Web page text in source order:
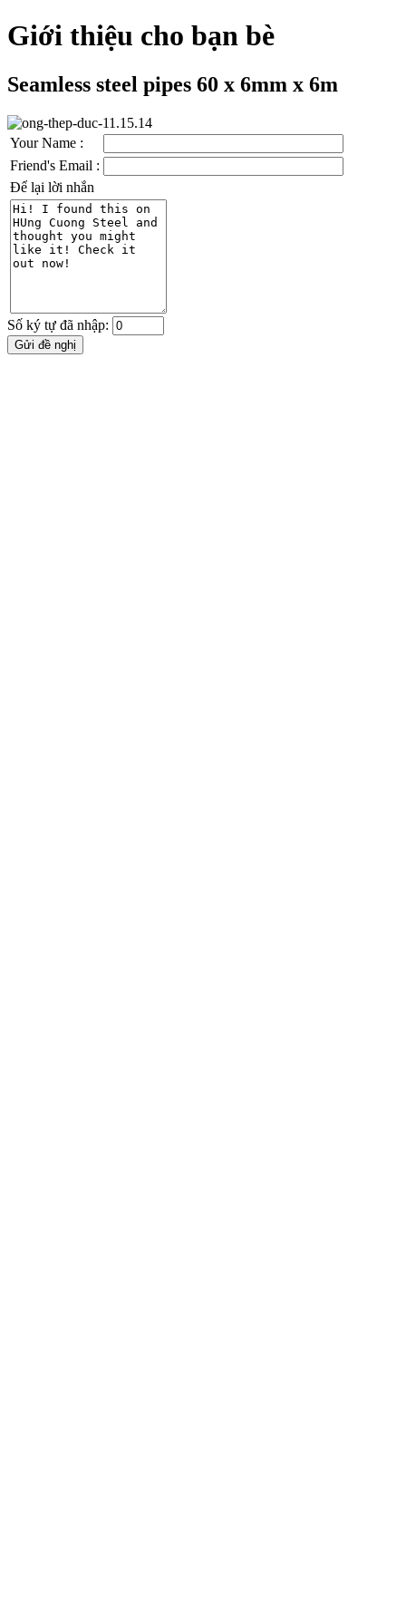
Giới thiệu cho bạn bè
Seamless steel pipes 60 x 6mm x 6m
Your Name :
Friend's Email :
Để lại lời nhắn
Số ký tự đã nhập: